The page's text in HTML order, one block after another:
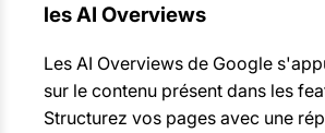
les AI Overviews
Les AI Overviews de Google
sur le contenu présent dans les
Structurez vos pages avec une